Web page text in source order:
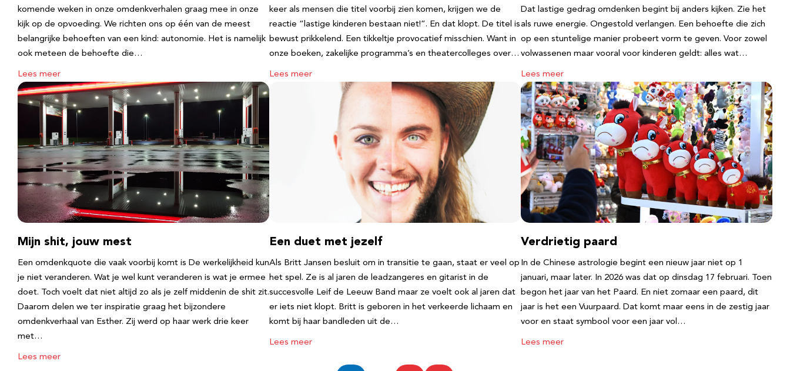
komende weken in onze omdenkverhalen graag mee in onze
kijk op de opvoeding. We richten ons op één van de meest
belangrijke behoeften van een kind: autonomie. Het is namelijk
ook meteen de behoefte die…
Lees meer
keer als mensen die titel voorbij zien komen, krijgen we de
reactie “lastige kinderen bestaan niet!”. En dat klopt. De titel is
bewust prikkelend. Een tikkeltje provocatief misschien. Want in
onze boeken, zakelijke programma’s en theatercolleges over…
Lees meer
Dat lastige gedrag omdenken begint bij anders kijken. Zie het
als ruwe energie. Ongestold verlangen. Een behoefte die zich
op een stuntelige manier probeert vorm te geven. Voor zowel
volwassenen maar vooral voor kinderen geldt: alles wat…
Lees meer
Mijn shit, jouw mest
Een omdenkquote die vaak voorbij komt is De werkelijkheid kun
je niet veranderen. Wat je wel kunt veranderen is wat je ermee
doet. Toch voelt dat niet altijd zo als je zelf middenin de shit zit.
Daarom delen we ter inspiratie graag het bijzondere
omdenkverhaal van Esther. Zij werd op haar werk drie keer
met…
Lees meer
Een duet met jezelf
Als Britt Jansen besluit om in transitie te gaan, staat er veel op
het spel. Ze is al jaren de leadzangeres en gitarist in de
succesvolle Leif de Leeuw Band maar ze voelt ook al jaren dat
er iets niet klopt. Britt is geboren in het verkeerde lichaam en
komt bij haar bandleden uit de…
Lees meer
Verdrietig paard
In de Chinese astrologie begint een nieuw jaar niet op 1
januari, maar later. In 2026 was dat op dinsdag 17 februari. Toen
begon het jaar van het Paard. En niet zomaar een paard, dit
jaar is het een Vuurpaard. Dat komt maar eens in de zestig jaar
voor en staat symbool voor een jaar vol…
Lees meer